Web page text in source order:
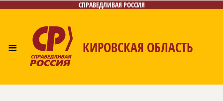
СПРАВЕДЛИВАЯ РОССИЯ
≡ КИРОВСКАЯ ОБЛАСТЬ